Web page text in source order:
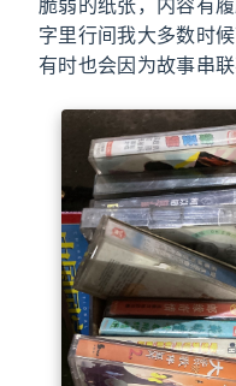
字里行间我大多数时
有时也会因为故事串联